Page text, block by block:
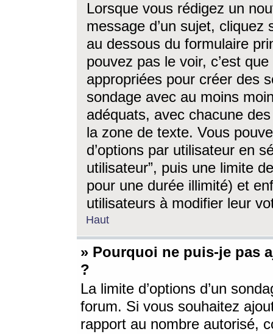
Lorsque vous rédigez un
message d’un sujet, cliquez
au dessous du formulaire
pouvez pas le voir, c’est
appropriées pour créer des
sondage avec au moins
adéquats, avec chacune
la zone de texte. Vous
d’options par utilisateur en
utilisateur”, puis une limite
pour une durée illimité) et
utilisateurs à modifier leur
Haut
» Pourquoi ne puis-je pas
?
La limite d’options d’un
forum. Si vous souhaitez
rapport au nombre autorisé,